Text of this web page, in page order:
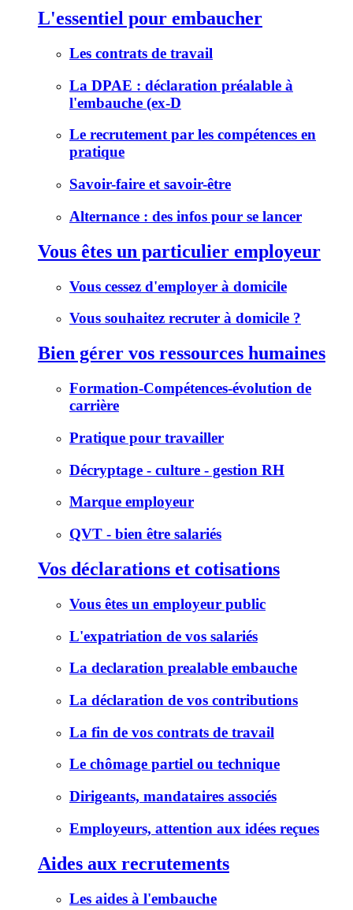
L'essentiel pour embaucher
Les contrats de travail
La DPAE : déclaration préalable à
l'embauche (ex-D
Le recrutement par les compétences en
pratique
Savoir-faire et savoir-être
Alternance : des infos pour se lancer
Vous êtes un particulier employeur
Vous cessez d'employer à domicile
Vous souhaitez recruter à domicile ?
Bien gérer vos ressources humaines
Formation-Compétences-évolution de
carrière
Pratique pour travailler
Décryptage - culture - gestion RH
Marque employeur
QVT - bien être salariés
Vos déclarations et cotisations
Vous êtes un employeur public
L'expatriation de vos salariés
La declaration prealable embauche
La déclaration de vos contributions
La fin de vos contrats de travail
Le chômage partiel ou technique
Dirigeants, mandataires associés
Employeurs, attention aux idées reçues
Aides aux recrutements
Les aides à l'embauche